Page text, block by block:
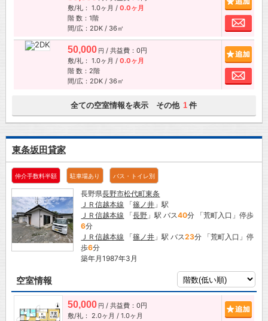
敷/礼： 1.0ヶ月 / 0.0ヶ月
階 数：1階
間/広：2DK / 36㎡
お
50,000 円 / 共益費：0円
敷/礼： 1.0ヶ月 / 0.0ヶ月
階 数：2階
間/広：2DK / 36㎡
お
全ての空室情報を表示 その他 1 件
東条坂田貸家
仲介手数料半額 駐車場あり バス・トイレ別
長野県長野市松代町東条
ＪＲ信越本線 「篠ノ井 」駅
ＪＲ信越本線 「長野 」駅 バス40分 「荒町入口」停歩
6分
ＪＲ信越本線 「篠ノ井 」駅 バス23分 「荒町入口」停
歩6分
築年月1987年3月
空室情報
50,000 円 / 共益費：0円
敷/礼： 2.0ヶ月 / 1.0ヶ月